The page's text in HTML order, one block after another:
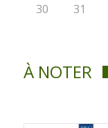
30 31
À NOTER